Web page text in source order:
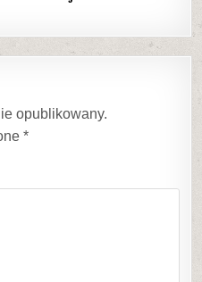
opublikowany.
*